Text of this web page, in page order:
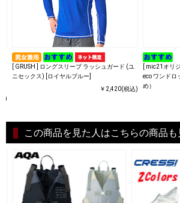
)
[ GRUSH ] ロングスリーブ ラッシュガード (ユ
ニセックス) [ロイヤルブルー]
￥2,420(税込)
[ mic21オリ
eco ワンドロ
め）
この商品を見た人はこちらの商品